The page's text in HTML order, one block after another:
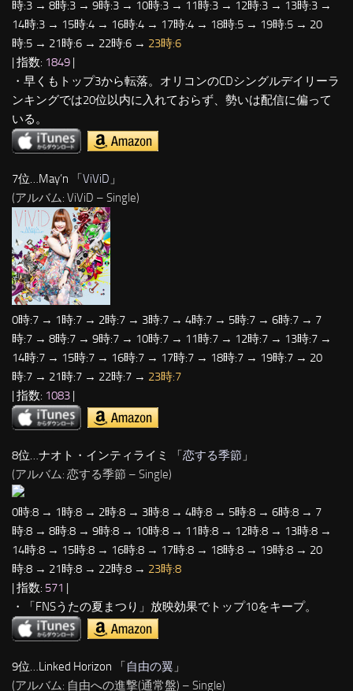
時:3 → 8時:3 → 9時:3 → 10時:3 → 11時:3 → 12時:3 → 13時:3 →
14時:3 → 15時:4 → 16時:4 → 17時:4 → 18時:5 → 19時:5 → 20
時:5 → 21時:6 → 22時:6 → 23時:6
| 指数: 1849
・早くもトップ3から転落。オリコンのCDシングルデイリーラ
ンキングでは20位以内に入れておらず、勢いは配信に偏って
いる。
7位…May’n 「ViViD 」
(アルバム: ViViD – Single)
0時:7 → 1時:7 → 2時:7 → 3時:7 → 4時:7 → 5時:7 → 6時:7 → 7
時:7 → 8時:7 → 9時:7 → 10時:7 → 11時:7 → 12時:7 → 13時:7 →
14時:7 → 15時:7 → 16時:7 → 17時:7 → 18時:7 → 19時:7 → 20
時:7 → 21時:7 → 22時:7 → 23時:7
| 指数: 1083 |
8位…ナオト・インティライミ 「恋する季節 」
(アルバム: 恋する季節 – Single)
0時:8 → 1時:8 → 2時:8 → 3時:8 → 4時:8 → 5時:8 → 6時:8 → 7
時:8 → 8時:8 → 9時:8 → 10時:8 → 11時:8 → 12時:8 → 13時:8 →
14時:8 → 15時:8 → 16時:8 → 17時:8 → 18時:8 → 19時:8 → 20
時:8 → 21時:8 → 22時:8 → 23時:8
| 指数: 571 |
・「FNSうたの夏まつり」放映効果でトップ10をキープ。
9位…Linked Horizon 「自由の翼 」
(アルバム: 自由への進撃(通常盤) – Single)